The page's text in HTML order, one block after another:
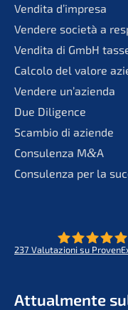
Vendita d’impre­sa
Vende­re socie­tà a
Vendita di GmbH
Calco­lo del valore
Vende­re un’azienda
Due Diligence
Scambio di aziende
Consu­len­za M&A
Consu­len­za per la
237 Valuta­zio­ni su
Attual­men­te